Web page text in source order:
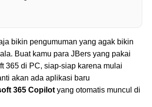
bikin pengumuman yang agak bikin
Buat kamu para JBers yang pakai
365 di PC, siap-siap karena mulai
akan ada aplikasi baru
365 Copilotyang otomatis muncul di